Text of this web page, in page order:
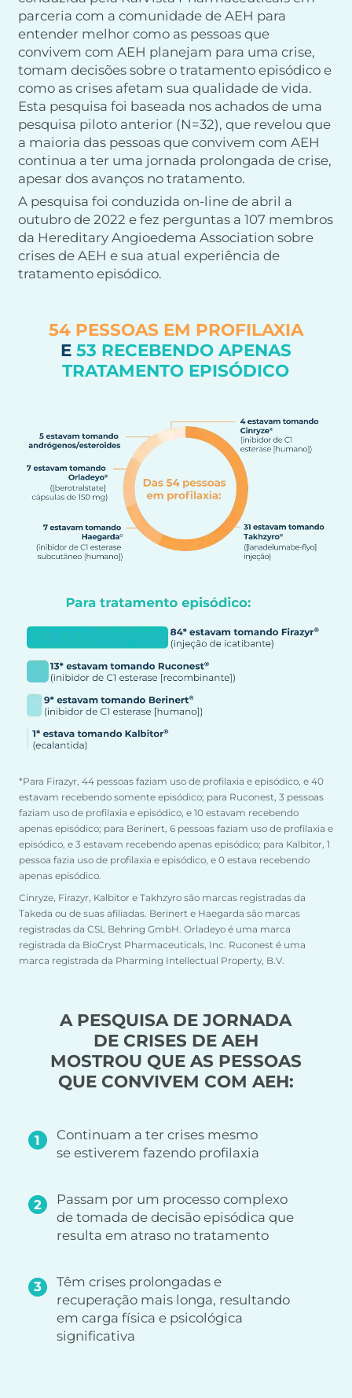
parceria com a comunidade de AEH para
entender melhor como as pessoas que
convivem com AEH planejam para uma crise,
tomam decisões sobre o tratamento episódico e
como as crises afetam sua qualidade de vida.
Esta pesquisa foi baseada nos achados de uma
pesquisa piloto anterior (N=32), que revelou que
a maioria das pessoas que convivem com AEH
continua a ter uma jornada prolongada de crise,
apesar dos avanços no tratamento.
A pesquisa foi conduzida on-line de abril a
outubro de 2022 e fez perguntas a 107 membros
da Hereditary Angioedema Association sobre
crises de AEH e sua atual experiência de
tratamento episódico.
54 PESSOAS EM PROFILAXIA
E 53 RECEBENDO APENAS
TRATAMENTO EPISÓDICO
*Para Firazyr, 44 pessoas faziam uso de profilaxia e episódico, e 40
estavam recebendo somente episódico; para Ruconest, 3 pessoas
faziam uso de profilaxia e episódico, e 10 estavam recebendo
apenas episódico; para Berinert, 6 pessoas faziam uso de profilaxia e
episódico, e 3 estavam recebendo apenas episódico; para Kalbitor, 1
pessoa fazia uso de profilaxia e episódico, e 0 estava recebendo
apenas episódico.
Cinryze, Firazyr, Kalbitor e Takhzyro são marcas registradas da
Takeda ou de suas afiliadas. Berinert e Haegarda são marcas
registradas da CSL Behring GmbH. Orladeyo é uma marca
registrada da BioCryst Pharmaceuticals, Inc. Ruconest é uma
marca registrada da Pharming Intellectual Property, B.V.
A PESQUISA DE JORNADA
DE CRISES DE AEH
MOSTROU QUE AS PESSOAS
QUE CONVIVEM COM AEH:
1
Continuam a ter crises mesmo
se estiverem fazendo profilaxia
2
Passam por um processo complexo
de tomada de decisão episódica que
resulta em atraso no tratamento
3
Têm crises prolongadas e
recuperação mais longa, resultando
em carga física e psicológica
significativa